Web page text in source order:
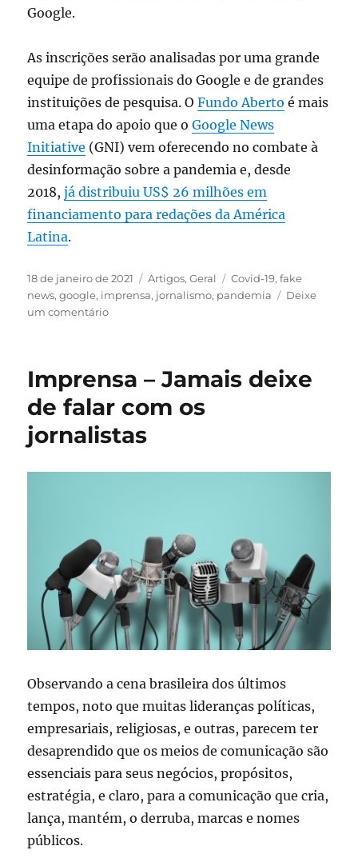
Google.
As inscrições serão analisadas por uma grande
equipe de profissionais do Google e de grandes
instituições de pesquisa. OFundo Aberto é mais
uma etapa do apoio que oGoogle News
Initiative (GNI) vem oferecendo no combate à
desinformação sobre a pandemia e, desde
2018,já distribuiu US$ 26 milhões em
financiamento para redações da América
Latina.
Publicado
em
18 de janeiro de 2021 Categorias
Artigos,Geral Tags
Covid-19,fake
news,google, imprensa, jornalismo, pandemia
Deixe
um comentárioem
3
à
imprensa
contra
Imprensa – Jamais deixe
de falar com os
jornalistas
Observando a cena brasileira dos últimos
tempos, noto que muitas lideranças políticas,
empresariais, religiosas, e outras, parecem ter
desaprendido que os meios de comunicação são
essenciais para seus negócios, propósitos,
estratégia, e claro, para a comunicação que cria,
lança, mantém, o derruba, marcas e nomes
públicos.